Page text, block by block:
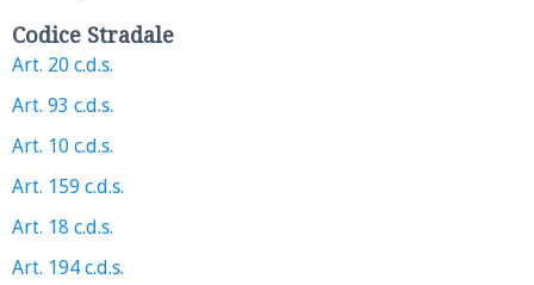
Codice Stradale
Art. 20 c.d.s.
Art. 93 c.d.s.
Art. 10 c.d.s.
Art. 159 c.d.s.
Art. 18 c.d.s.
Art. 194 c.d.s.